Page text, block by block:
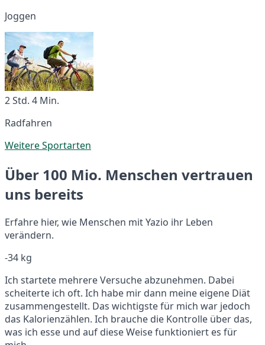
Joggen
2 Std. 4 Min.
Radfahren
Weitere Sportarten
Über 100 Mio. Menschen vertrauen
uns bereits
Erfahre hier, wie Menschen mit Yazio ihr Leben
verändern.
-34 kg
Ich startete mehrere Versuche abzunehmen. Dabei
scheiterte ich oft. Ich habe mir dann meine eigene Diät
zusammengestellt. Das wichtigste für mich war jedoch
das Kalorienzählen. Ich brauche die Kontrolle über das,
was ich esse und auf diese Weise funktioniert es für